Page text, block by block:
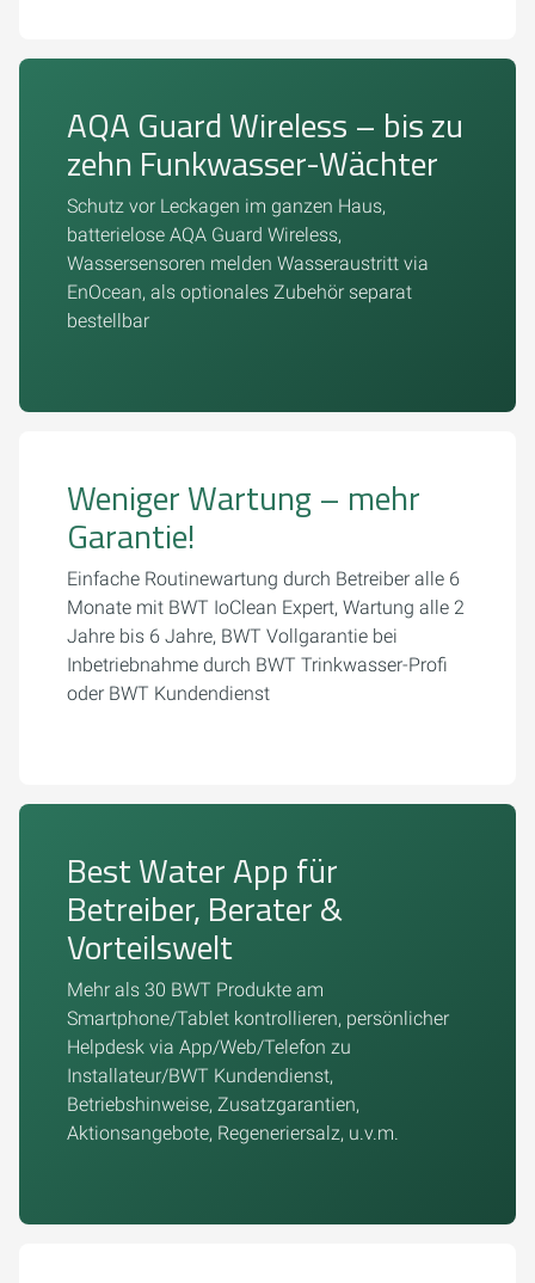
AQA Guard Wireless – bis zu
zehn Funkwasser-Wächter
Schutz vor Leckagen im ganzen Haus,
batterielose AQA Guard Wireless,
Wassersensoren melden Wasseraustritt via
EnOcean, als optionales Zubehör separat
bestellbar
Weniger Wartung – mehr
Garantie!
Einfache Routinewartung durch Betreiber alle 6
Monate mit BWT IoClean Expert, Wartung alle 2
Jahre bis 6 Jahre, BWT Vollgarantie bei
Inbetriebnahme durch BWT Trinkwasser-Profi
oder BWT Kundendienst
Best Water App für
Betreiber, Berater &
Vorteilswelt
Mehr als 30 BWT Produkte am
Smartphone/Tablet kontrollieren, persönlicher
Helpdesk via App/Web/Telefon zu
Installateur/BWT Kundendienst,
Betriebshinweise, Zusatzgarantien,
Aktionsangebote, Regeneriersalz, u.v.m.